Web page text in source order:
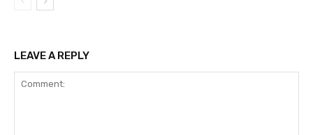
LEAVE A REPLY